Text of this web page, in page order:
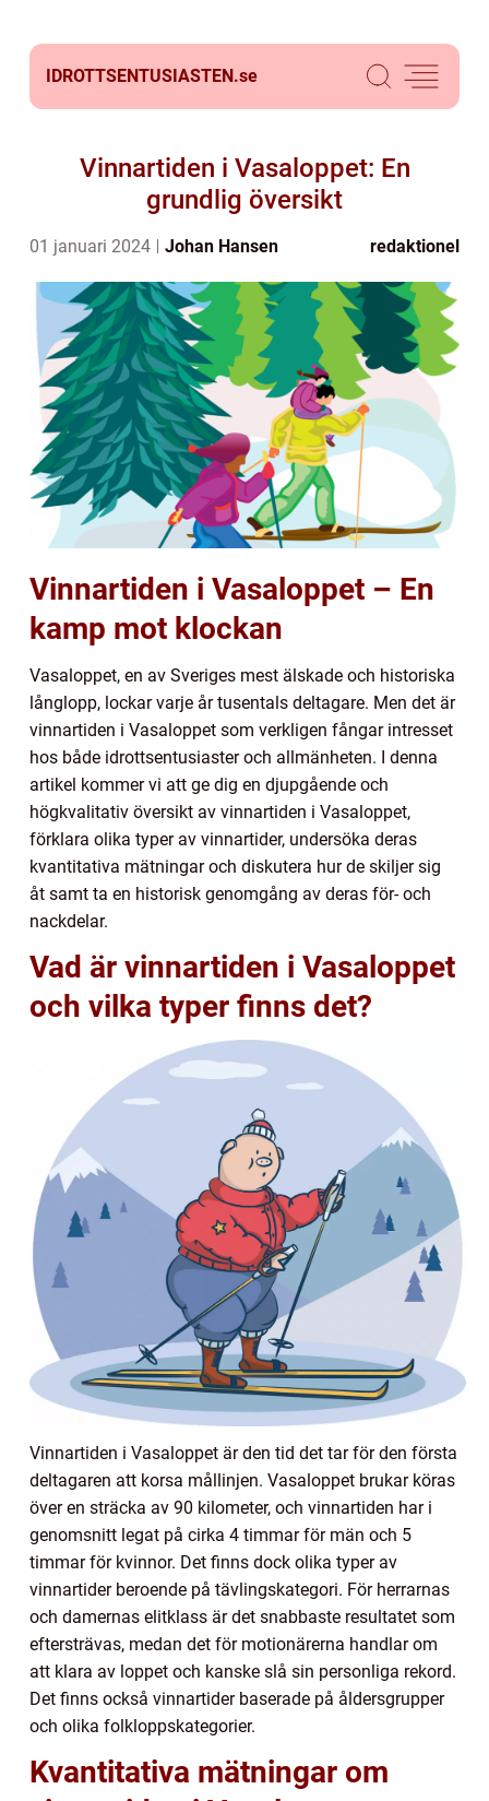
IDROTTSENTUSIASTEN.se
Vinnartiden i Vasaloppet: En
grundlig översikt
01 januari 2024 Johan Hansen redaktionel
Vinnartiden i Vasaloppet – En
kamp mot klockan
Vasaloppet, en av Sveriges mest älskade och historiska
långlopp, lockar varje år tusentals deltagare. Men det är
vinnartiden i Vasaloppet som verkligen fångar intresset
hos både idrottsentusiaster och allmänheten. I denna
artikel kommer vi att ge dig en djupgående och
högkvalitativ översikt av vinnartiden i Vasaloppet,
förklara olika typer av vinnartider, undersöka deras
kvantitativa mätningar och diskutera hur de skiljer sig
åt samt ta en historisk genomgång av deras för- och
nackdelar.
Vad är vinnartiden i Vasaloppet
och vilka typer finns det?
Vinnartiden i Vasaloppet är den tid det tar för den första
deltagaren att korsa mållinjen. Vasaloppet brukar köras
över en sträcka av 90 kilometer, och vinnartiden har i
genomsnitt legat på cirka 4 timmar för män och 5
timmar för kvinnor. Det finns dock olika typer av
vinnartider beroende på tävlingskategori. För herrarnas
och damernas elitklass är det snabbaste resultatet som
eftersträvas, medan det för motionärerna handlar om
att klara av loppet och kanske slå sin personliga rekord.
Det finns också vinnartider baserade på åldersgrupper
och olika folkloppskategorier.
Kvantitativa mätningar om